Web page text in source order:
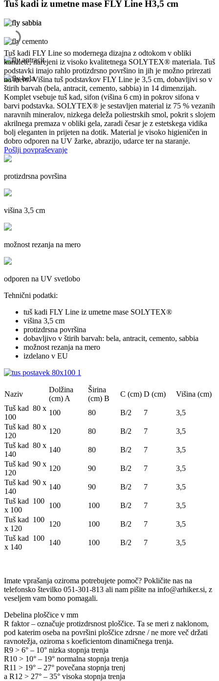
Tuš kadi iz umetne mase FLY Line H3,5 cm
Tuš kadi FLY Line so modernega dizajna z odtokom v obliki
kanalete, narejeni iz visoko kvalitetnega SOLYTEX® materiala. Tuš
podstavki imajo rahlo protizdrsno površino in jih je možno prirezati
na mero. Višina tuš podstavkov FLY Line je 3,5 cm, dobavljivi so v
štirih barvah (bela, antracit, cemento, sabbia) in 14 dimenzijah.
Komplet vsebuje tuš kad, sifon (višina 6 cm) in pokrov sifona v
barvi podstavka. SOLYTEX® je sestavljen material iz 75 % vezanih
naravnih mineralov, nizkega deleža poliestrskih smol, pokrit s slojem
akrilnega premaza v obliki gela, zaradi česar je z estetskega vidika
bolj eleganten in prijeten na dotik. Material je visoko higieničen in
dobro odporen na UV žarke, abrazijo, udarce ter na staranje.
Pošlji povpraševanje
protizdrsna površina
višina 3,5 cm
možnost rezanja na mero
odporen na UV svetlobo
Tehnični podatki:
tuš kadi FLY Line iz umetne mase SOLYTEX®
višina 3,5 cm
protizdrsna površina
dobavljivo v štirih barvah: bela, antracit, cemento, sabbia
možnost rezanja na mero
izdelano v EU
Naziv
Dolžina
(cm) A
Širina
(cm) B
C (cm) D (cm)
Višina (cm)
Tuš kad 80 x
100
100 80 B/2 7
3,5
Tuš kad 80 x
120
120 80 B/2 7
3,5
Tuš kad 80 x
140
140 80 B/2 7
3,5
Tuš kad 90 x
120
120 90 B/2 7
3,5
Tuš kad 90 x
140
140 90 B/2 7
3,5
Tuš kad 100
x 100
100 100 B/2 7
3,5
Tuš kad 100
x 120
120 100 B/2 7
3,5
Tuš kad 100
x 140
140 100 B/2 7 3,5
Imate vprašanja oziroma potrebujete pomoč? Pokličite nas na
telefonsko številko 051-301-813 ali nam pišite na info@arhiker.si, z
veseljem vam bomo pomagali.
Debelina ploščice v mm
R faktor – označuje protizdrsnost ploščice. Ta se meri z naklonom,
pod katerim oseba na površini ploščice zdrsne / ne more več držati
ravnotežja, oziroma s koeficientom dinamičnega trenja.
R9 > 6° – 10° nizka stopnja trenja
R10 > 10° – 19° normalna stopnja trenja
R11 > 19° – 27° povečana stopnja trenj
a R12 > 27° – 35° visoka stopnja trenja